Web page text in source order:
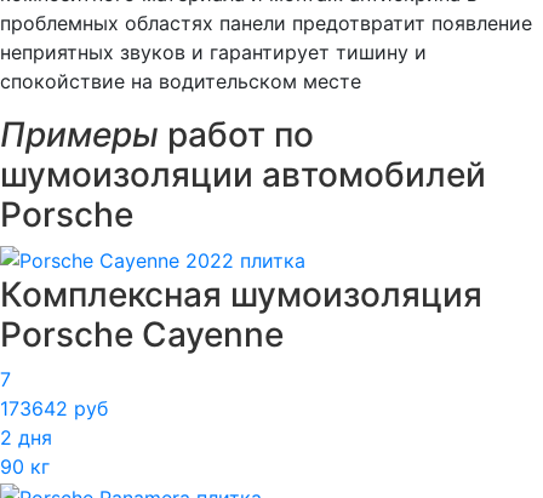
проблемных областях панели предотвратит появление
неприятных звуков и гарантирует тишину и
спокойствие на водительском месте
Примеры работ по
шумоизоляции автомобилей
Porsche
Комплексная шумоизоляция
Porsche Cayenne
7
173642 руб
2 дня
90 кг